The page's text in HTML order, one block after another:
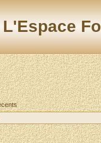
L'Espace